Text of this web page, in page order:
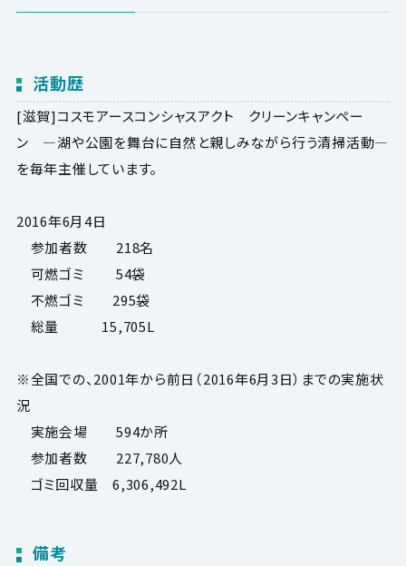
活動歴
[滋賀]コスモアースコンシャスアクト クリーンキャンペー
ン ―湖や公園を舞台に自然と親しみながら行う清掃活動―
を毎年主催しています。
2016年6月4日
参加者数 218名
可燃ゴミ 54袋
不燃ゴミ 295袋
総量 15,705L
※全国での、2001年から前日（2016年6月3日）までの実施状
況
実施会場 594か所
参加者数 227,780人
ゴミ回収量 6,306,492L
備考